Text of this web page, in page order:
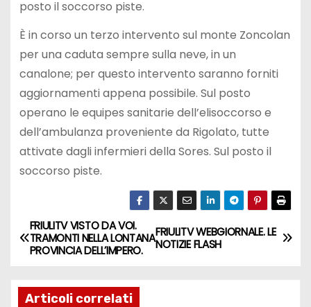
posto il soccorso piste.
È in corso un terzo intervento sul monte Zoncolan
per una caduta sempre sulla neve, in un
canalone; per questo intervento saranno forniti
aggiornamenti appena possibile. Sul posto
operano le equipes sanitarie dell’elisoccorso e
dell’ambulanza proveniente da Rigolato, tutte
attivate dagli infermieri della Sores. Sul posto il
soccorso piste.
FRIULITV WEBGIORNALE. LE
NOTIZIE FLASH
FRIULITV VISTO DA VOI.
TRAMONTI NELLA LONTANA
PROVINCIA DELL’IMPERO.
Articoli correlati